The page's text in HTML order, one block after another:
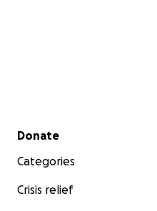
Secondary menu
Donate
Categories
Crisis relief